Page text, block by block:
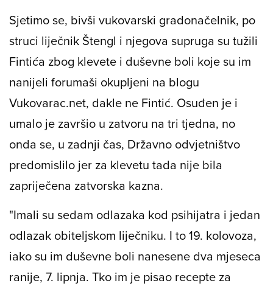
Sjetimo se, bivši vukovarski gradonačelnik, po
struci liječnik Štengl i njegova supruga su tužili
Fintića zbog klevete i duševne boli koje su im
nanijeli forumaši okupljeni na blogu
Vukovarac.net, dakle ne Fintić. Osuđen je i
umalo je završio u zatvoru na tri tjedna, no
onda se, u zadnji čas, Državno odvjetništvo
predomislilo jer za klevetu tada nije bila
zapriječena zatvorska kazna.
"Imali su sedam odlazaka kod psihijatra i jedan
odlazak obiteljskom liječniku. I to 19. kolovoza,
iako su im duševne boli nanesene dva mjeseca
ranije, 7. lipnja. Tko im je pisao recepte za